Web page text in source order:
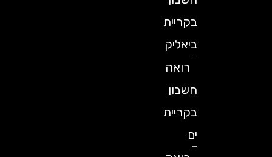
בקריית
ביאליק
רואה
חשבון
בקריית